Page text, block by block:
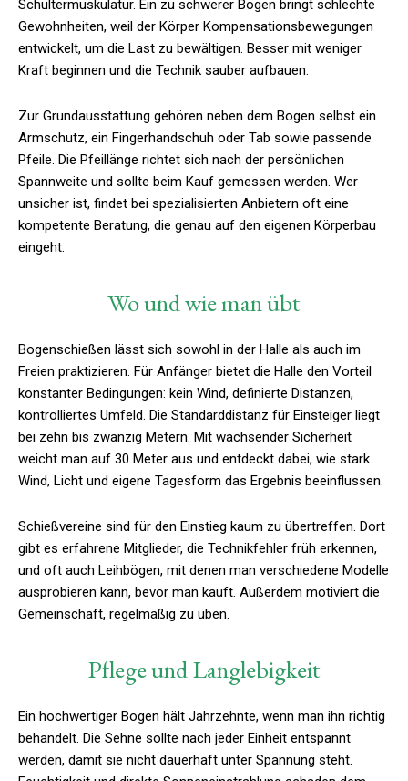
Schultermuskulatur. Ein zu schwerer Bogen bringt schlechte
Gewohnheiten, weil der Körper Kompensationsbewegungen
entwickelt, um die Last zu bewältigen. Besser mit weniger
Kraft beginnen und die Technik sauber aufbauen.
Zur Grundausstattung gehören neben dem Bogen selbst ein
Armschutz, ein Fingerhandschuh oder Tab sowie passende
Pfeile. Die Pfeillänge richtet sich nach der persönlichen
Spannweite und sollte beim Kauf gemessen werden. Wer
unsicher ist, findet bei spezialisierten Anbietern oft eine
kompetente Beratung, die genau auf den eigenen Körperbau
eingeht.
Wo und wie man übt
Bogenschießen lässt sich sowohl in der Halle als auch im
Freien praktizieren. Für Anfänger bietet die Halle den Vorteil
konstanter Bedingungen: kein Wind, definierte Distanzen,
kontrolliertes Umfeld. Die Standarddistanz für Einsteiger liegt
bei zehn bis zwanzig Metern. Mit wachsender Sicherheit
weicht man auf 30 Meter aus und entdeckt dabei, wie stark
Wind, Licht und eigene Tagesform das Ergebnis beeinflussen.
Schießvereine sind für den Einstieg kaum zu übertreffen. Dort
gibt es erfahrene Mitglieder, die Technikfehler früh erkennen,
und oft auch Leihbögen, mit denen man verschiedene Modelle
ausprobieren kann, bevor man kauft. Außerdem motiviert die
Gemeinschaft, regelmäßig zu üben.
Pflege und Langlebigkeit
Ein hochwertiger Bogen hält Jahrzehnte, wenn man ihn richtig
behandelt. Die Sehne sollte nach jeder Einheit entspannt
werden, damit sie nicht dauerhaft unter Spannung steht.